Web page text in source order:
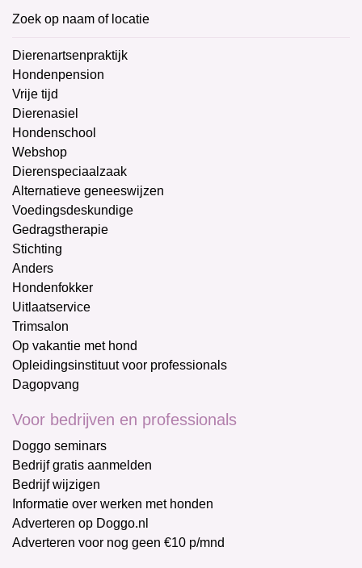
Zoek op naam of locatie
Dierenartsenpraktijk
Hondenpension
Vrije tijd
Dierenasiel
Hondenschool
Webshop
Dierenspeciaalzaak
Alternatieve geneeswijzen
Voedingsdeskundige
Gedragstherapie
Stichting
Anders
Hondenfokker
Uitlaatservice
Trimsalon
Op vakantie met hond
Opleidingsinstituut voor professionals
Dagopvang
Voor bedrijven en professionals
Doggo seminars
Bedrijf gratis aanmelden
Bedrijf wijzigen
Informatie over werken met honden
Adverteren op Doggo.nl
Adverteren voor nog geen €10 p/mnd